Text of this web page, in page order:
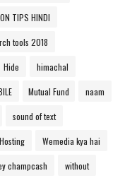
TIPS HINDI
tools 2018
Hide himachal
Mutual Fund naam
sound of text
Wemedia kya hai
champcash without